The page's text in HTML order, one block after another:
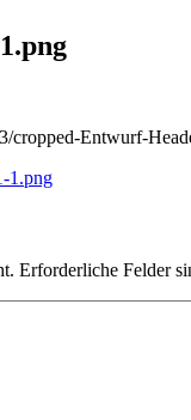
cropped-Entwurf-
1.png
Erforderliche Felder